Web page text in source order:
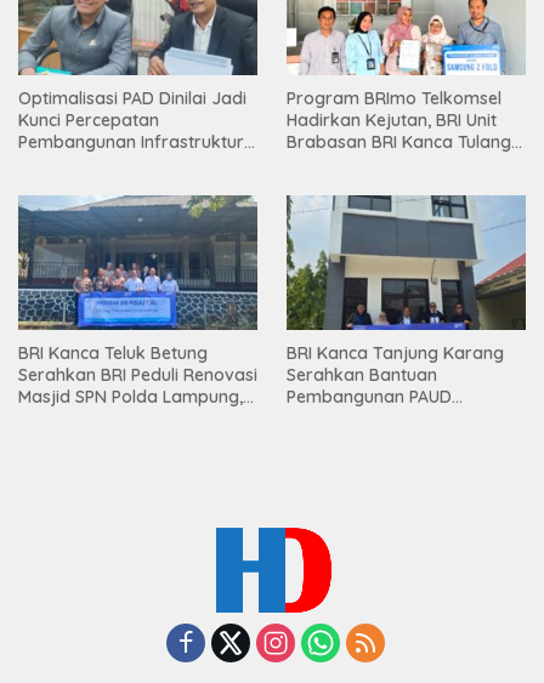
Optimalisasi PAD Dinilai Jadi
Kunci Percepatan
Pembangunan Infrastruktur
Program BRImo Telkomsel
Hadirkan Kejutan, BRI Unit
Brabasan BRI Kanca Tulang
Mesuji
BRI Kanca Teluk Betung
Serahkan BRI Peduli Renovasi
Masjid SPN Polda Lampung,
BRI Kanca Tanjung Karang
Serahkan Bantuan
Pembangunan PAUD